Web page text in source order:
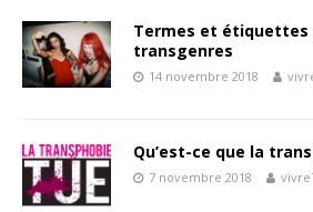
Termes et étiquettes
transgenres
14 novembre 2018
Qu’est-ce que la
7 novembre 2018